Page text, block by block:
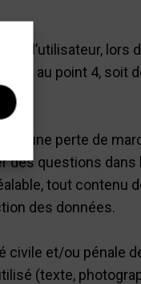
l’utilisateur, lors
au point 4, soit
perte de
questions dans
tout contenu
des données.
civile et/ou pénale
(texte,